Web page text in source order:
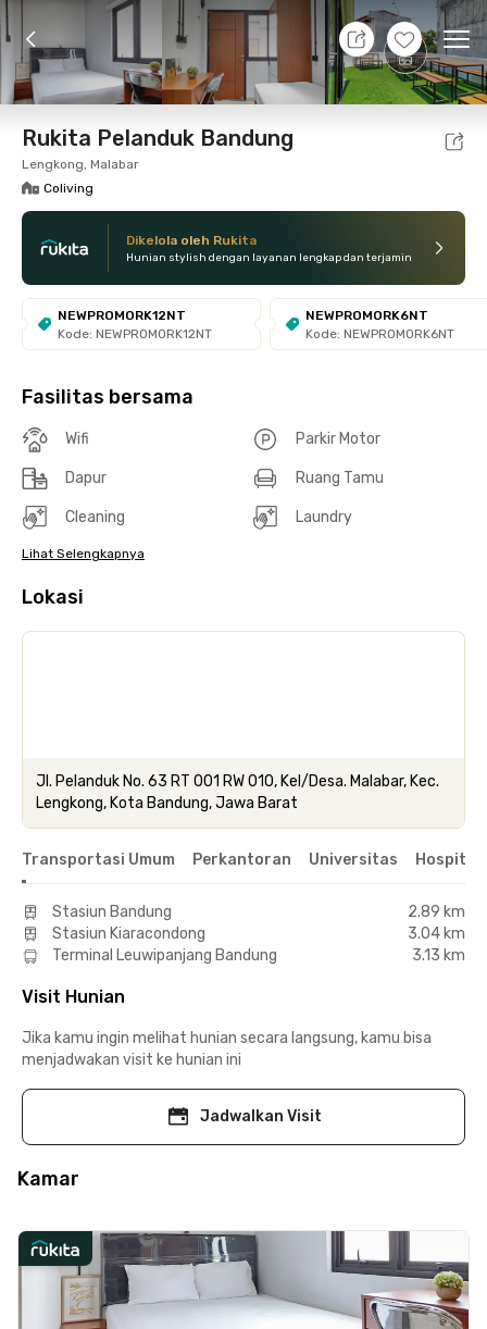
+16
10 Agt 26 - Belum tahu
Foto Fasilitas bersama Lokasi Kamar
Rukita Pelanduk Bandung
Lengkong, Malabar
Coliving
Dikelola oleh Rukita
Hunian stylish dengan layanan lengkap dan terjamin
NEWPROMORK12NT
Kode: NEWPROMORK12NT
NEWPROMORK6NT
Kode: NEWPROMORK6NT
Fasilitas bersama
Wifi Parkir Motor
Dapur Ruang Tamu
Cleaning Laundry
Lihat Selengkapnya
Lokasi
Jl. Pelanduk No. 63 RT 001 RW 010, Kel/Desa. Malabar, Kec.
Lengkong, Kota Bandung, Jawa Barat
Transportasi Umum Perkantoran Universitas Hospital
Stasiun Bandung
2.89 km
Stasiun Kiaracondong
3.04 km
Terminal Leuwipanjang Bandung
3.13 km
Visit Hunian
Jika kamu ingin melihat hunian secara langsung, kamu bisa
menjadwakan visit ke hunian ini
Jadwalkan Visit
Kamar